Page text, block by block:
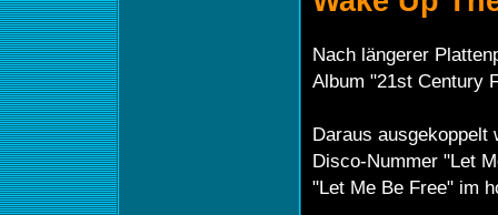
Nach längerer
Album "21st Century
Daraus ausgekoppelt
Disco-Nummer "Let
"Let Me Be Free" im